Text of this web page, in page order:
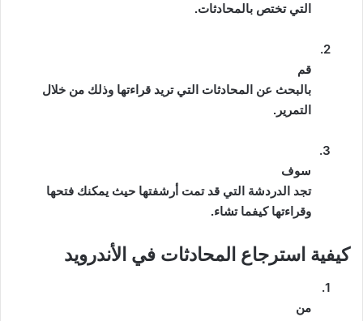
التي تختص بالمحادثات.
2.
قم
بالبحث عن المحادثات التي تريد قراءتها وذلك من خلال
التمرير.
3.
سوف
تجد الدردشة التي قد تمت أرشفتها حيث يمكنك فتحها
وقراءتها كيفما تشاء.
كيفية استرجاع المحادثات في الأندرويد
1.
من